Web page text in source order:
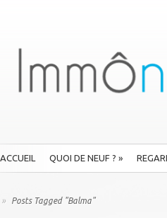
ACCUEIL QUOI DE NEUF ? »
» Posts Tagged "Balma"